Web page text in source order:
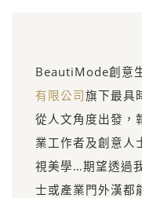
BeautiMode創意
有限公司旗下最具
從人文角度出發，
業工作者及創意人
視美學…期望透過
士或產業門外漢都